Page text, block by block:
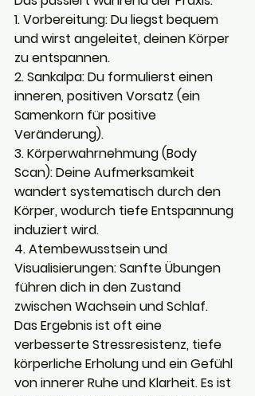
1. Vorbereitung: Du liegst bequem
und wirst angeleitet, deinen Körper
zu entspannen.
2. Sankalpa: Du formulierst einen
inneren, positiven Vorsatz (ein
Samenkorn für positive
Veränderung).
3. Körperwahrnehmung (Body
Scan): Deine Aufmerksamkeit
wandert systematisch durch den
Körper, wodurch tiefe Entspannung
induziert wird.
4. Atembewusstsein und
Visualisierungen: Sanfte Übungen
führen dich in den Zustand
zwischen Wachsein und Schlaf.
Das Ergebnis ist oft eine
verbesserte Stressresistenz, tiefe
körperliche Erholung und ein Gefühl
von innerer Ruhe und Klarheit. Es ist